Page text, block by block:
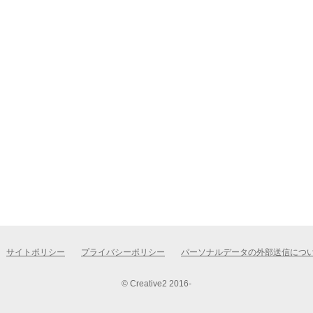
サイトポリシー プライバシーポリシー パーソナルデータの外部送信につ
© Creative2 2016-